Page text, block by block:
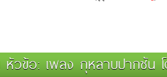
หัวข้อ: เพลง กุหลาบปากซัน